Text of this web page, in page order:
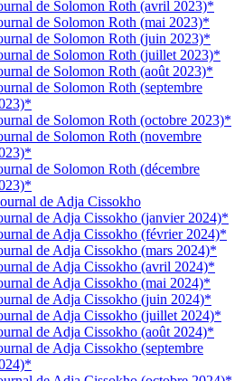
de Solomon Roth (avril 2023)*
de Solomon Roth (mai 2023)*
de Solomon Roth (juin 2023)*
de Solomon Roth (juillet 2023)*
de Solomon Roth (août 2023)*
de Solomon Roth (septembre
de Solomon Roth (octobre 2023)*
de Solomon Roth (novembre
de Solomon Roth (décembre
de Adja Cissokho
de Adja Cissokho (janvier 2024)*
de Adja Cissokho (février 2024)*
de Adja Cissokho (mars 2024)*
de Adja Cissokho (avril 2024)*
de Adja Cissokho (mai 2024)*
de Adja Cissokho (juin 2024)*
de Adja Cissokho (juillet 2024)*
de Adja Cissokho (août 2024)*
de Adja Cissokho (septembre